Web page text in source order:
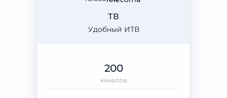
Удобный ИТВ
ТВ
200
каналов